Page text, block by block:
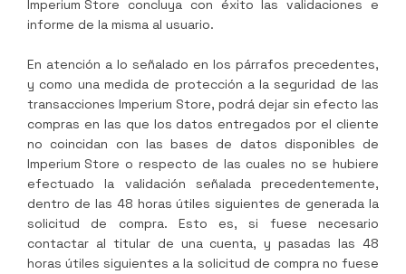
Imperium Store concluya con éxito las validaciones e
informe de la misma al usuario.
En atención a lo señalado en los párrafos precedentes,
y como una medida de protección a la seguridad de las
transacciones Imperium Store, podrá dejar sin efecto las
compras en las que los datos entregados por el cliente
no coincidan con las bases de datos disponibles de
Imperium Store o respecto de las cuales no se hubiere
efectuado la validación señalada precedentemente,
dentro de las 48 horas útiles siguientes de generada la
solicitud de compra. Esto es, si fuese necesario
contactar al titular de una cuenta, y pasadas las 48
horas útiles siguientes a la solicitud de compra no fuese